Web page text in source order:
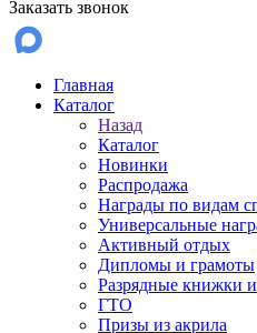
Заказать звонок
Главная
Каталог
Назад
Каталог
Новинки
Распродажа
Награды по видам
Универсальные
Активный отдых
Дипломы и грамоты
Разрядные книжки и
ГТО
Призы из акрила